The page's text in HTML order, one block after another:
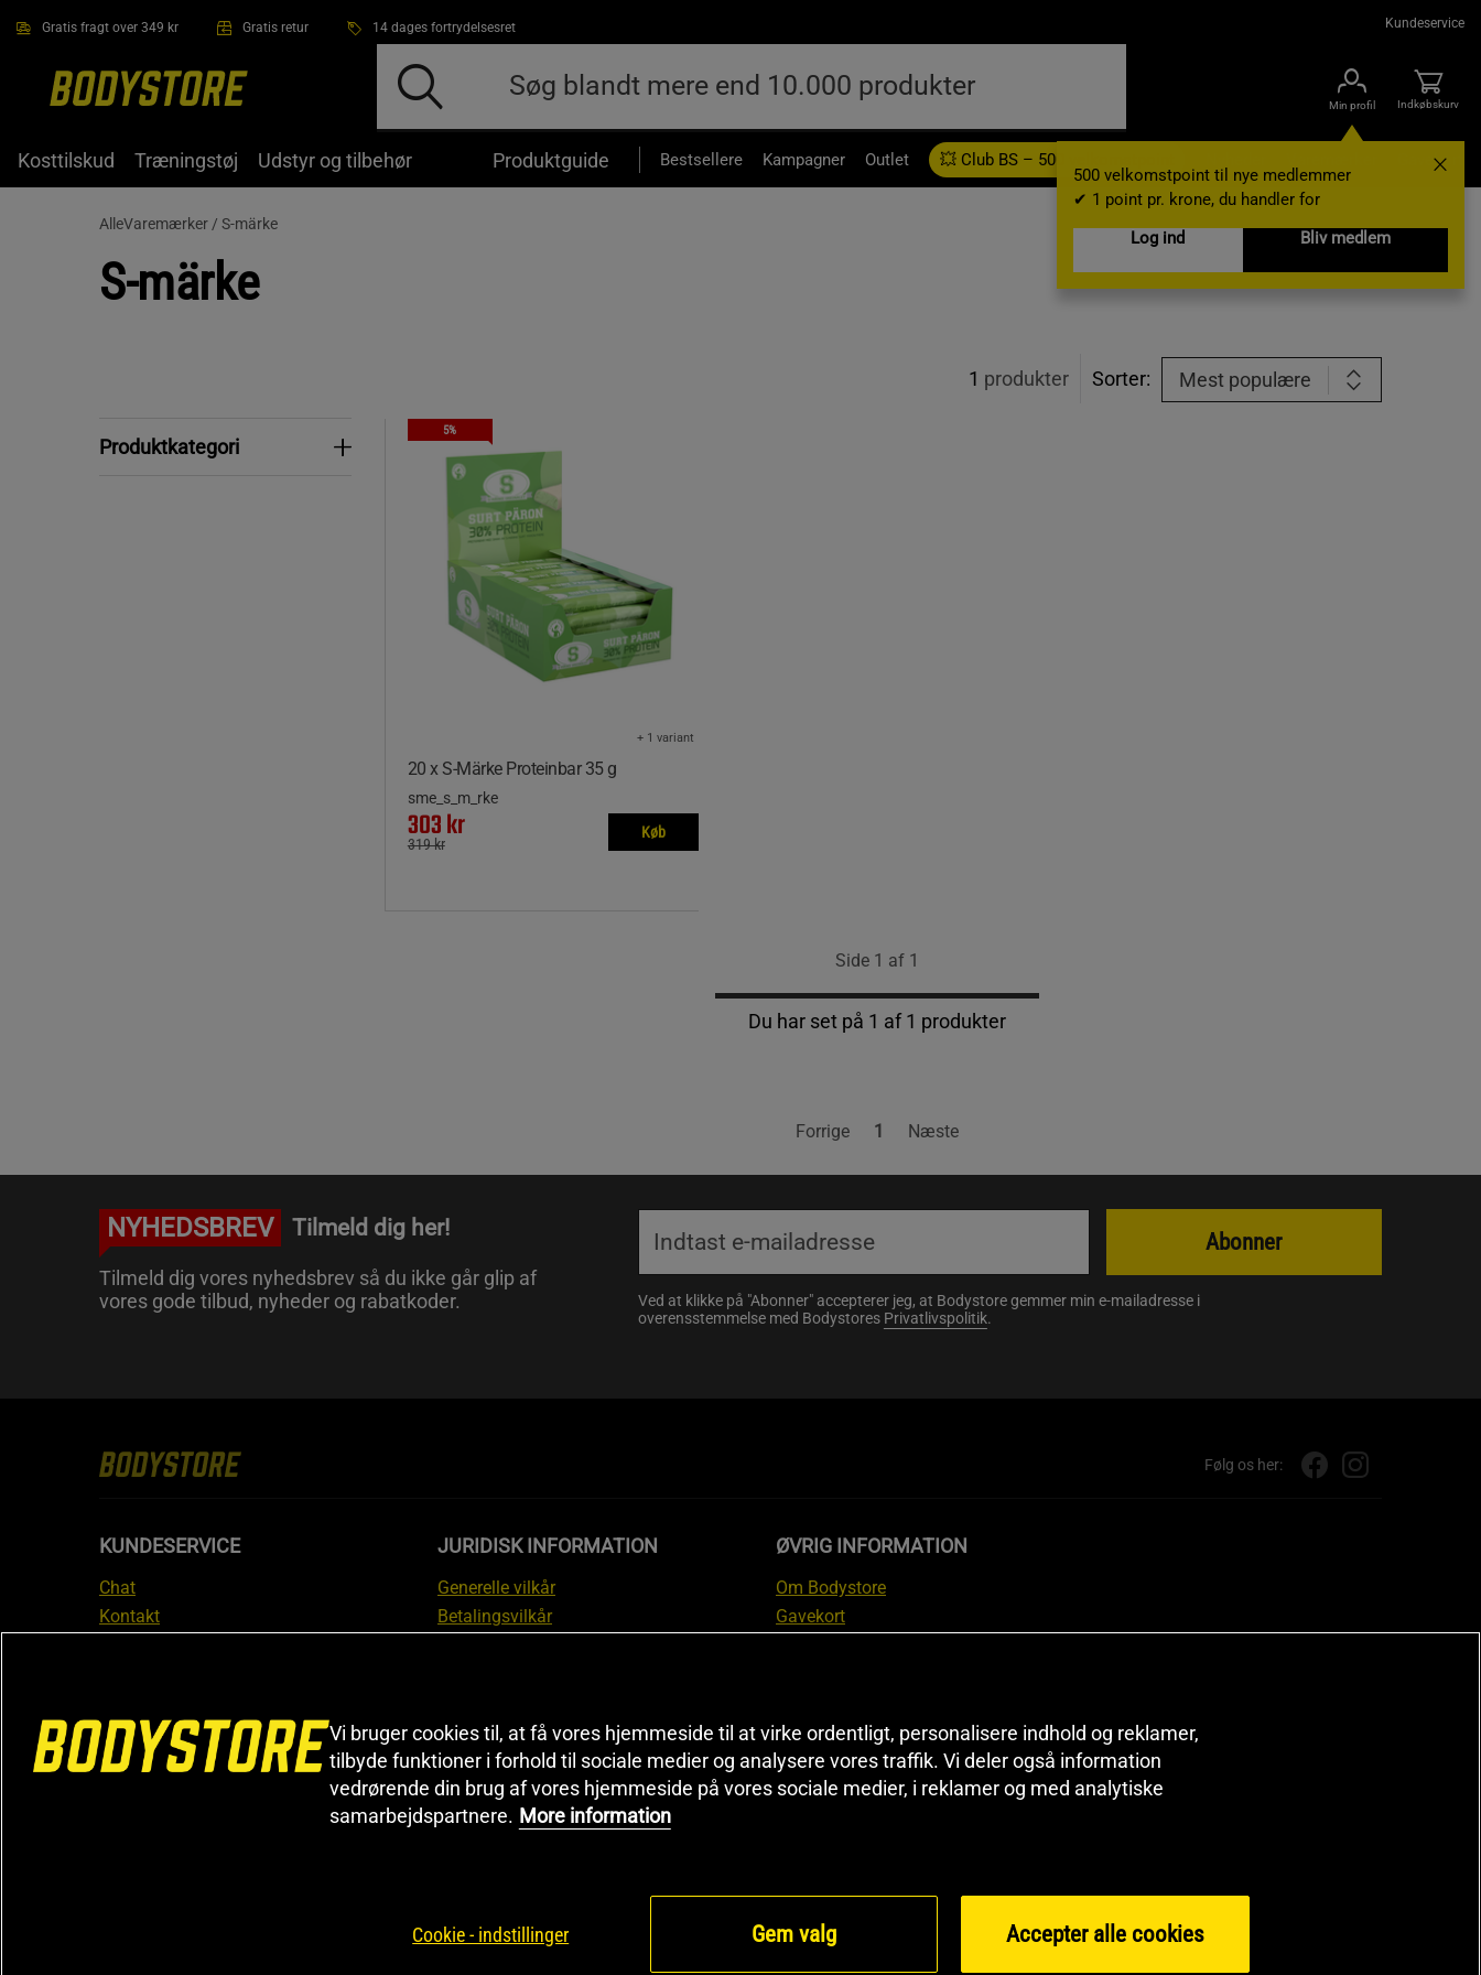
Gratis fragt over 349 kr Gratis retur 14 dages fortrydelsesret Kundeservice
Min profil
500 velkomstpoint til nye medlemmer
✔ 1 point pr. krone, du handler for
Log ind
Bliv medlem
Indkøbskurv
Kosttilskud Træningstøj Udstyr og tilbehør Produktguide Bestsellere Kampagner Outlet 💥 Club BS – 500 velkomstpoint Gavekort
AlleVaremærker / S-märke
S-märke
1 produkter Sorter: Mest populære
ProduktkategoriProduktkategori
5%
20 x S-Märke Proteinbar 35 g
+ 1 variant
sme_s_m_rke
303 kr
319 kr
Køb
Side 1 af 1
Du har set på 1 af 1 produkter
Forrige 1 Næste
NYHEDSBREV Tilmeld dig her!
Tilmeld dig vores nyhedsbrev så du ikke går glip af
vores gode tilbud, nyheder og rabatkoder.
Ved at klikke på "Abonner" accepterer jeg, at Bodystore gemmer min e-mailadresse i
overensstemmelse med Bodystores Privatlivspolitik.
Abonner
Følg os her:
KUNDESERVICE
Chat
Kontakt
FAQ
JURIDISK INFORMATION
Generelle vilkår
Betalingsvilkår
Prisgaranti
Information om fortrydelsesret og
reklamationer
Cookieindstillinger
ØVRIG INFORMATION
Om Bodystore
Gavekort
Sitemap
Black Friday
Artikler & Øvelser
Vi bruger cookies til, at få vores hjemmeside til at virke ordentligt, personalisere indhold og reklamer,
tilbyde funktioner i forhold til sociale medier og analysere vores traffik. Vi deler også information
vedrørende din brug af vores hjemmeside på vores sociale medier, i reklamer og med analytiske
samarbejdspartnere. More information
Cookie - indstillinger Gem valg Accepter alle cookies